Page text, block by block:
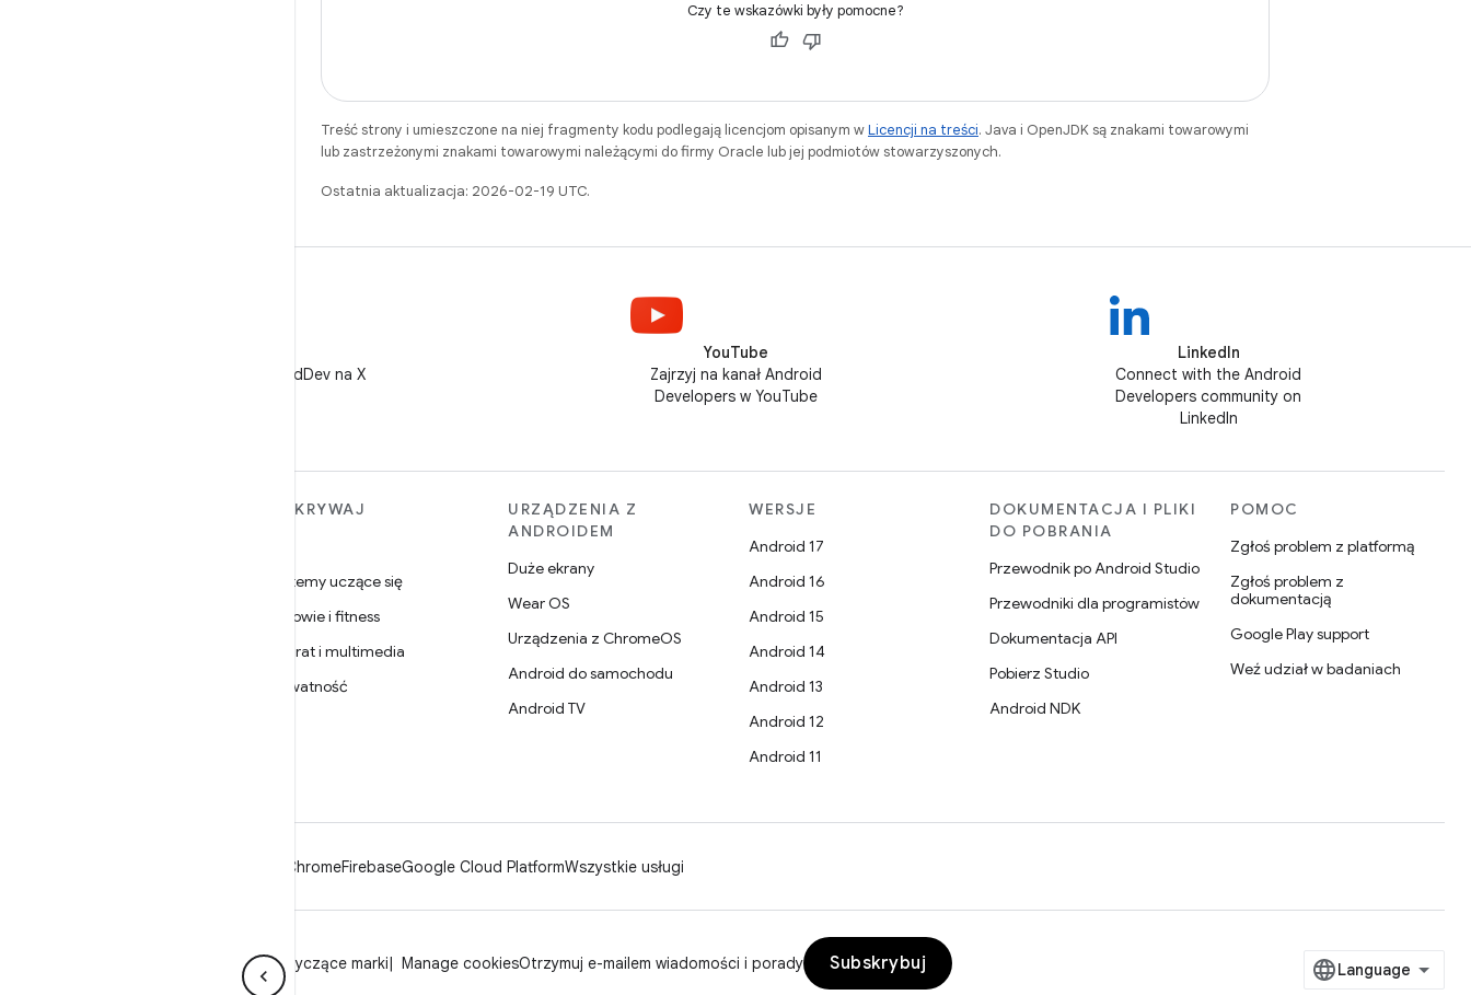
Czy te wskazówki były pomocne?
Treść strony i umieszczone na niej fragmenty kodu podlegają licencjom opisanym wLicencji na treści. Java i OpenJDK są znakami towarowymi
lub zastrzeżonymi znakami towarowymi należącymi do firmy Oracle lub jej podmiotów stowarzyszonych.
Ostatnia aktualizacja: 2026-02-19 UTC.
Obserwuj @AndroidDev na X
YouTube
Zajrzyj na kanał Android
Developers w YouTube
LinkedIn
Connect with the Android
Developers community on
LinkedIn
ODKRYWAJ
Systemy uczące się
Zdrowie i fitness
Aparat i multimedia
Prywatność
URZĄDZENIA Z
ANDROIDEM
Duże ekrany
Wear OS
Urządzenia z ChromeOS
Android do samochodu
Android TV
WERSJE
Android 17
Android 16
Android 15
Android 14
Android 13
Android 12
Android 11
DOKUMENTACJA I PLIKI
DO POBRANIA
Przewodnik po Android Studio
Przewodniki dla programistów
Dokumentacja API
Pobierz Studio
Android NDK
POMOC
Zgłoś problem z platformą
Zgłoś problem z
dokumentacją
Google Play support
Weź udział w badaniach
ChromeFirebaseGoogle Cloud PlatformWszystkie usługi
Wytyczne dotyczące marki Manage cookiesOtrzymuj e-mailem wiadomości i porady Subskrybuj